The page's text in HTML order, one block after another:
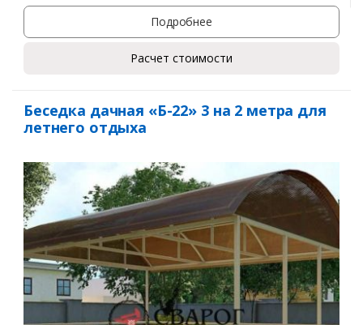
Подробнее
Расчет стоимости
Беседка дачная «Б-22» 3 на 2 метра для
летнего отдыха